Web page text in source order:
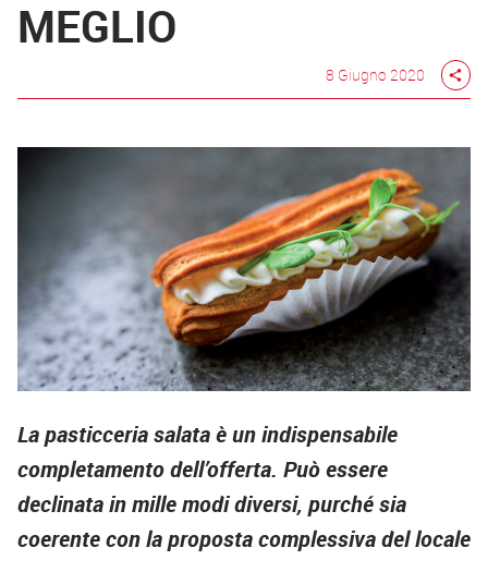
MEGLIO
8 Giugno 2020 share
La pasticceria salata è un indispensabile
completamento dell’offerta. Può essere
declinata in mille modi diversi, purché sia
coerente con la proposta complessiva del locale